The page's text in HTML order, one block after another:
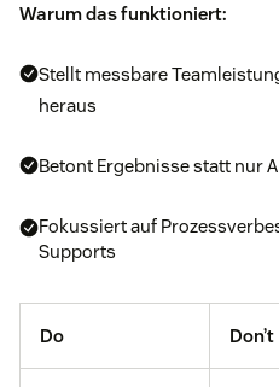
Warum das funktioniert:
Stellt messbare
heraus
Betont Ergebnisse statt nur
Fokussiert auf
Supports
Do Don’t